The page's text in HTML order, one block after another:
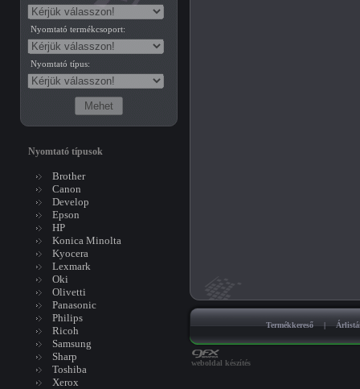
Nyomtató termékcsoport:
Nyomtató típus:
Nyomtató típusok
Brother
Canon
Develop
Epson
HP
Konica Minolta
Kyocera
Lexmark
Oki
Olivetti
Panasonic
Philips
Ricoh
Samsung
Sharp
Toshiba
Xerox
Termékkereső |
weboldal készítés